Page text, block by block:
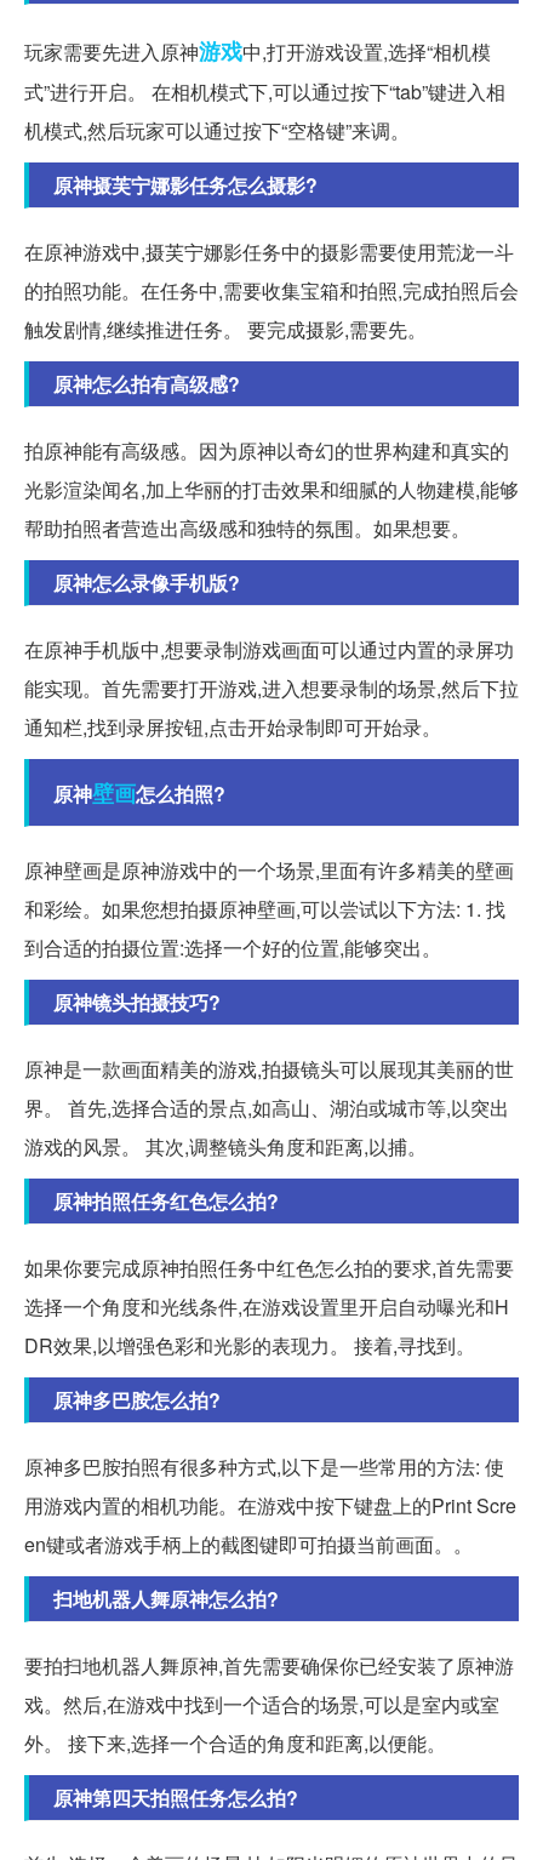
玩家需要先进入原神游戏中,打开游戏设置,选择“相机模
式”进行开启。 在相机模式下,可以通过按下“tab”键进入相
机模式,然后玩家可以通过按下“空格键”来调。
原神摄芙宁娜影任务怎么摄影?
在原神游戏中,摄芙宁娜影任务中的摄影需要使用荒泷一斗
的拍照功能。在任务中,需要收集宝箱和拍照,完成拍照后会
触发剧情,继续推进任务。 要完成摄影,需要先。
原神怎么拍有高级感?
拍原神能有高级感。因为原神以奇幻的世界构建和真实的
光影渲染闻名,加上华丽的打击效果和细腻的人物建模,能够
帮助拍照者营造出高级感和独特的氛围。如果想要。
原神怎么录像手机版?
在原神手机版中,想要录制游戏画面可以通过内置的录屏功
能实现。首先需要打开游戏,进入想要录制的场景,然后下拉
通知栏,找到录屏按钮,点击开始录制即可开始录。
原神壁画怎么拍照?
原神壁画是原神游戏中的一个场景,里面有许多精美的壁画
和彩绘。如果您想拍摄原神壁画,可以尝试以下方法: 1. 找
到合适的拍摄位置:选择一个好的位置,能够突出。
原神镜头拍摄技巧?
原神是一款画面精美的游戏,拍摄镜头可以展现其美丽的世
界。 首先,选择合适的景点,如高山、湖泊或城市等,以突出
游戏的风景。 其次,调整镜头角度和距离,以捕。
原神拍照任务红色怎么拍?
如果你要完成原神拍照任务中红色怎么拍的要求,首先需要
选择一个角度和光线条件,在游戏设置里开启自动曝光和H
DR效果,以增强色彩和光影的表现力。 接着,寻找到。
原神多巴胺怎么拍?
原神多巴胺拍照有很多种方式,以下是一些常用的方法: 使
用游戏内置的相机功能。在游戏中按下键盘上的Print Scre
en键或者游戏手柄上的截图键即可拍摄当前画面。。
扫地机器人舞原神怎么拍?
要拍扫地机器人舞原神,首先需要确保你已经安装了原神游
戏。然后,在游戏中找到一个适合的场景,可以是室内或室
外。 接下来,选择一个合适的角度和距离,以便能。
原神第四天拍照任务怎么拍?